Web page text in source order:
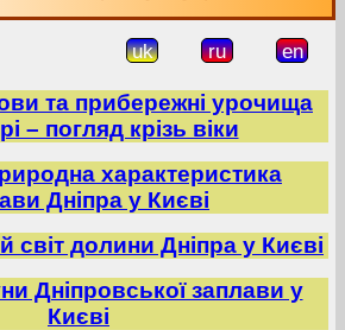
uk ru en
та прибережні урочища
– погляд крізь віки
характеристика
Дніпра у Києві
світ долини Дніпра у Києві
Дніпровської заплави у
Києві